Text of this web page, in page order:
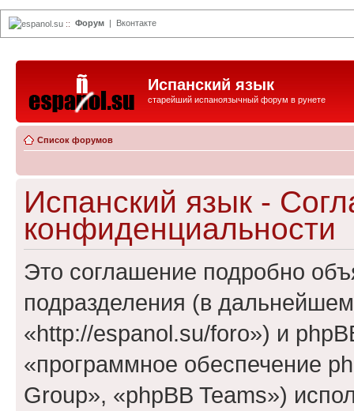
espanol.su :: Форум | Вконтакте
Испанский язык
старейший испаноязычный форум в рунете
Список форумов
Испанский язык -
конфиденциальности
Это соглашение подробно
подразделения (в
«http://espanol.su/foro») и
«программное обеспечение
Group», «phpBB Teams»)